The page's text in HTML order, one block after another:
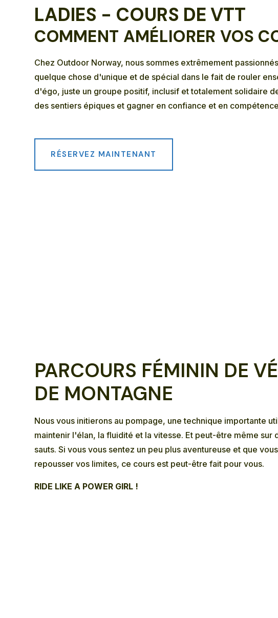
LADIES - COURS DE VTT
COMMENT AMÉLIORER VOS
Chez Outdoor Norway, nous sommes extrêmement
quelque chose d'unique et de spécial dans le fait de rouler
d'égo, juste un groupe positif, inclusif et totalement solidaire
des sentiers épiques et gagner en confiance et en
RÉSERVEZ MAINTENANT
PARCOURS FÉMININ DE
DE MONTAGNE
Nous vous initierons au pompage, une technique importante
maintenir l'élan, la fluidité et la vitesse. Et peut-être même sur
sauts. Si vous vous sentez un peu plus aventureuse et que
repousser vos limites, ce cours est peut-être fait pour vous.
RIDE LIKE A POWER GIRL !